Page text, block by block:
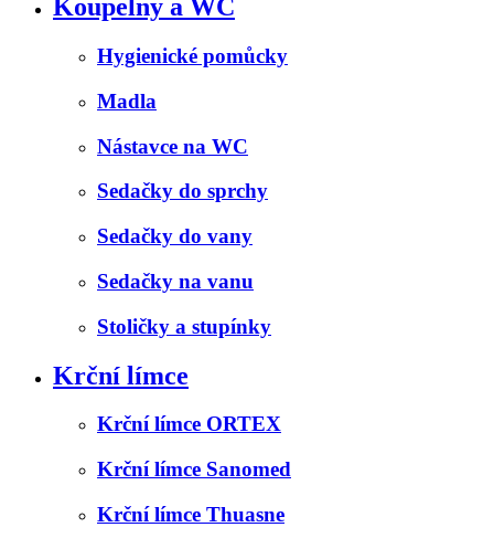
Koupelny a WC
Hygienické pomůcky
Madla
Nástavce na WC
Sedačky do sprchy
Sedačky do vany
Sedačky na vanu
Stoličky a stupínky
Krční límce
Krční límce ORTEX
Krční límce Sanomed
Krční límce Thuasne